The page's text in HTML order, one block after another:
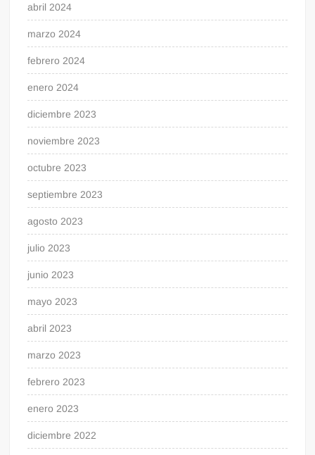
abril 2024
marzo 2024
febrero 2024
enero 2024
diciembre 2023
noviembre 2023
octubre 2023
septiembre 2023
agosto 2023
julio 2023
junio 2023
mayo 2023
abril 2023
marzo 2023
febrero 2023
enero 2023
diciembre 2022